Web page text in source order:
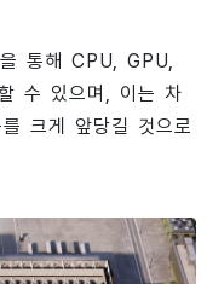
통해 CPU, GPU,
수 있으며, 이는 차
크게 앞당길 것으로